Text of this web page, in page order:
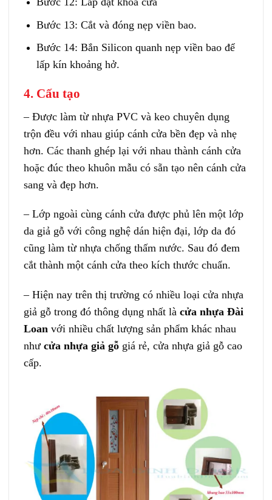
Bước 13: Cắt và đóng nẹp viền bao.
Bước 14: Bắn Silicon quanh nẹp viền bao để
lấp kín khoảng hở.
4. Cấu tạo
– Được làm từ nhựa PVC và keo chuyên dụng
trộn đều với nhau giúp cánh cửa bền đẹp và nhẹ
hơn. Các thanh ghép lại với nhau thành cánh cửa
hoặc đúc theo khuôn mẫu có sẵn tạo nên cánh cửa
sang và đẹp hơn.
– Lớp ngoài cùng cánh cửa được phủ lên một lớp
da giả gỗ với công nghệ dán hiện đại, lớp da đó
cũng làm từ nhựa chống thấm nước. Sau đó đem
cắt thành một cánh cửa theo kích thước chuẩn.
– Hiện nay trên thị trường có nhiều loại cửa nhựa
giả gỗ trong đó thông dụng nhất là cửa nhựa Đài
Loan với nhiều chất lượng sản phẩm khác nhau
như cửa nhựa giả gỗ giá rẻ, cửa nhựa giả gỗ cao
cấp.